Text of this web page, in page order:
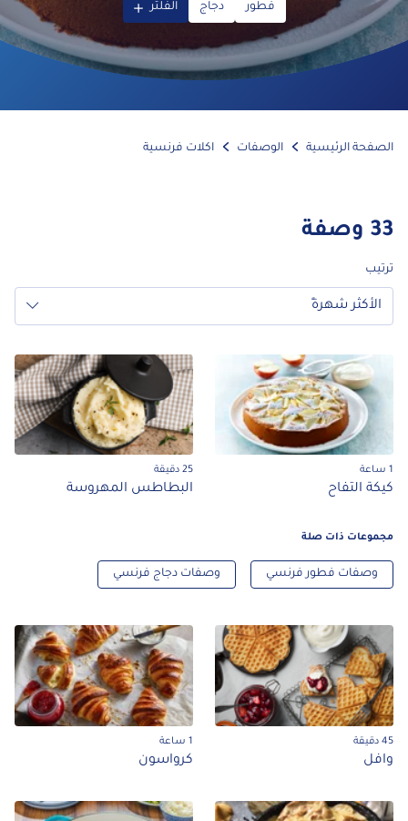
فطور دجاج الفلتر
الصفحة الرئيسية الوصفات اكلات فرنسية
33 وصفة
ترتيب
الأكثر شهرةً
1 ساعة
كيكة التفاح
25 دقيقة
البطاطس المهروسة
مجموعات ذات صلة
وصفات فطور فرنسي وصفات دجاج فرنسي
45 دقيقة
وافل
1 ساعة
كرواسون